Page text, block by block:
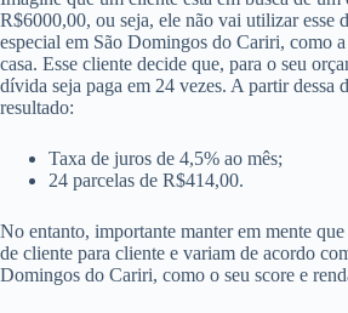
R$6000,00, ou seja, ele não vai utilizar esse
especial em São Domingos do Cariri, como
casa. Esse cliente decide que, para o seu
dívida seja paga em 24 vezes. A partir dessa
resultado:
Taxa de juros de 4,5% ao mês;
24 parcelas de R$414,00.
No entanto, importante manter em mente
de cliente para cliente e variam de acordo
Domingos do Cariri, como o seu score e